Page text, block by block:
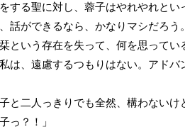
する聖に対し、蓉子はやれやれとい
話ができるなら、かなりマシだろう。
という存在を失って、何を思ってい
は、遠慮するつもりはない。アド
と二人っきりでも全然、構わないけ
っ？！」